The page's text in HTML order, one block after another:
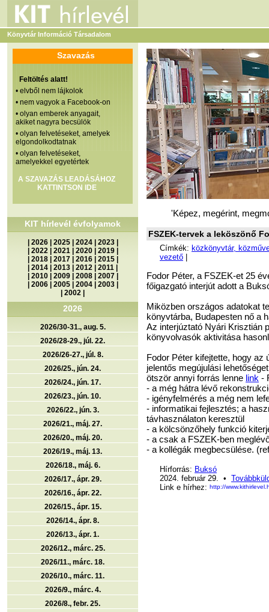
Könyvtár Információ Társadalom
Szavazás
Feltöltés alatt!
• elvből nem lájkolok
• nem vagyok a Facebook-on
• olyan emberek anyagait,
akiket nagyra becsülök
• olyan felvetéseket, amelyek
elgondolkodtatnak
• olyan felvetéseket,
amelyekkel egyetértek
A SZAVAZÁS LEADÁSÁHOZ
KATTINTSON IDE
KIT hírlevél évfolyamok
2026| 2025| 2024| 2023|
2022| 2021| 2020| 2019|
2018| 2017| 2016| 2015|
2014 2013 2012 2011
2010| 2009| 2008| 2007|
2006| 2005| 2004| 2003|
2002
2026
2026/30-31., aug. 5.
2026/28-29., júl. 22.
2026/26-27., júl. 8.
2026/25., jún. 24.
2026/24., jún. 17.
2026/23., jún. 10.
2026/22., jún. 3.
2026/21., máj. 27.
2026/20., máj. 20.
2026/19., máj. 13.
2026/18., máj. 6.
2026/17., ápr. 29.
2026/16., ápr. 22.
2026/15., ápr. 15.
2026/14., ápr. 8.
2026/13., ápr. 1.
2026/12., márc. 25.
2026/11., márc. 18.
2026/10., márc. 11.
2026/9., márc. 4.
2026/8., febr. 25.
'Képez, megérint,
FSZEK-tervek a leköszönő
Címkék: közkönyvtár,
vezető
Fodor Péter, a FSZEK-et 25
főigazgató interjút adott a
Miközben országos adatokat
könyvtárba, Budapesten nő a
Az interjúztató Nyári Krisztián
könyvolvasók aktivitása
Fodor Péter kifejtette, hogy
jelentős megújulási
ötször annyi forrás lenne link -
- a még hátra lévő
- igényfelmérés a még nem
- informatikai fejlesztés; a
távhasználaton keresztül
- a kölcsönzőhely funkció
- a csak a FSZEK-ben
- a kollégák megbecsülése.
Hírforrás: Buksó
2024. február 29. •
Link e hírhez: http://